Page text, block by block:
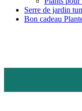
Serre de jardin
Bon cadeau